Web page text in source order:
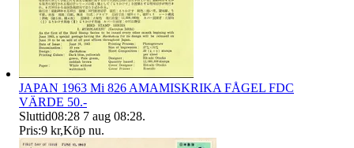
JAPAN 1963 Mi 826 AMAMISKRIKA FÅGEL FDC
VÄRDE 50.-
Sluttid08:28 7 aug 08:28.
Pris:9 kr,Köp nu.